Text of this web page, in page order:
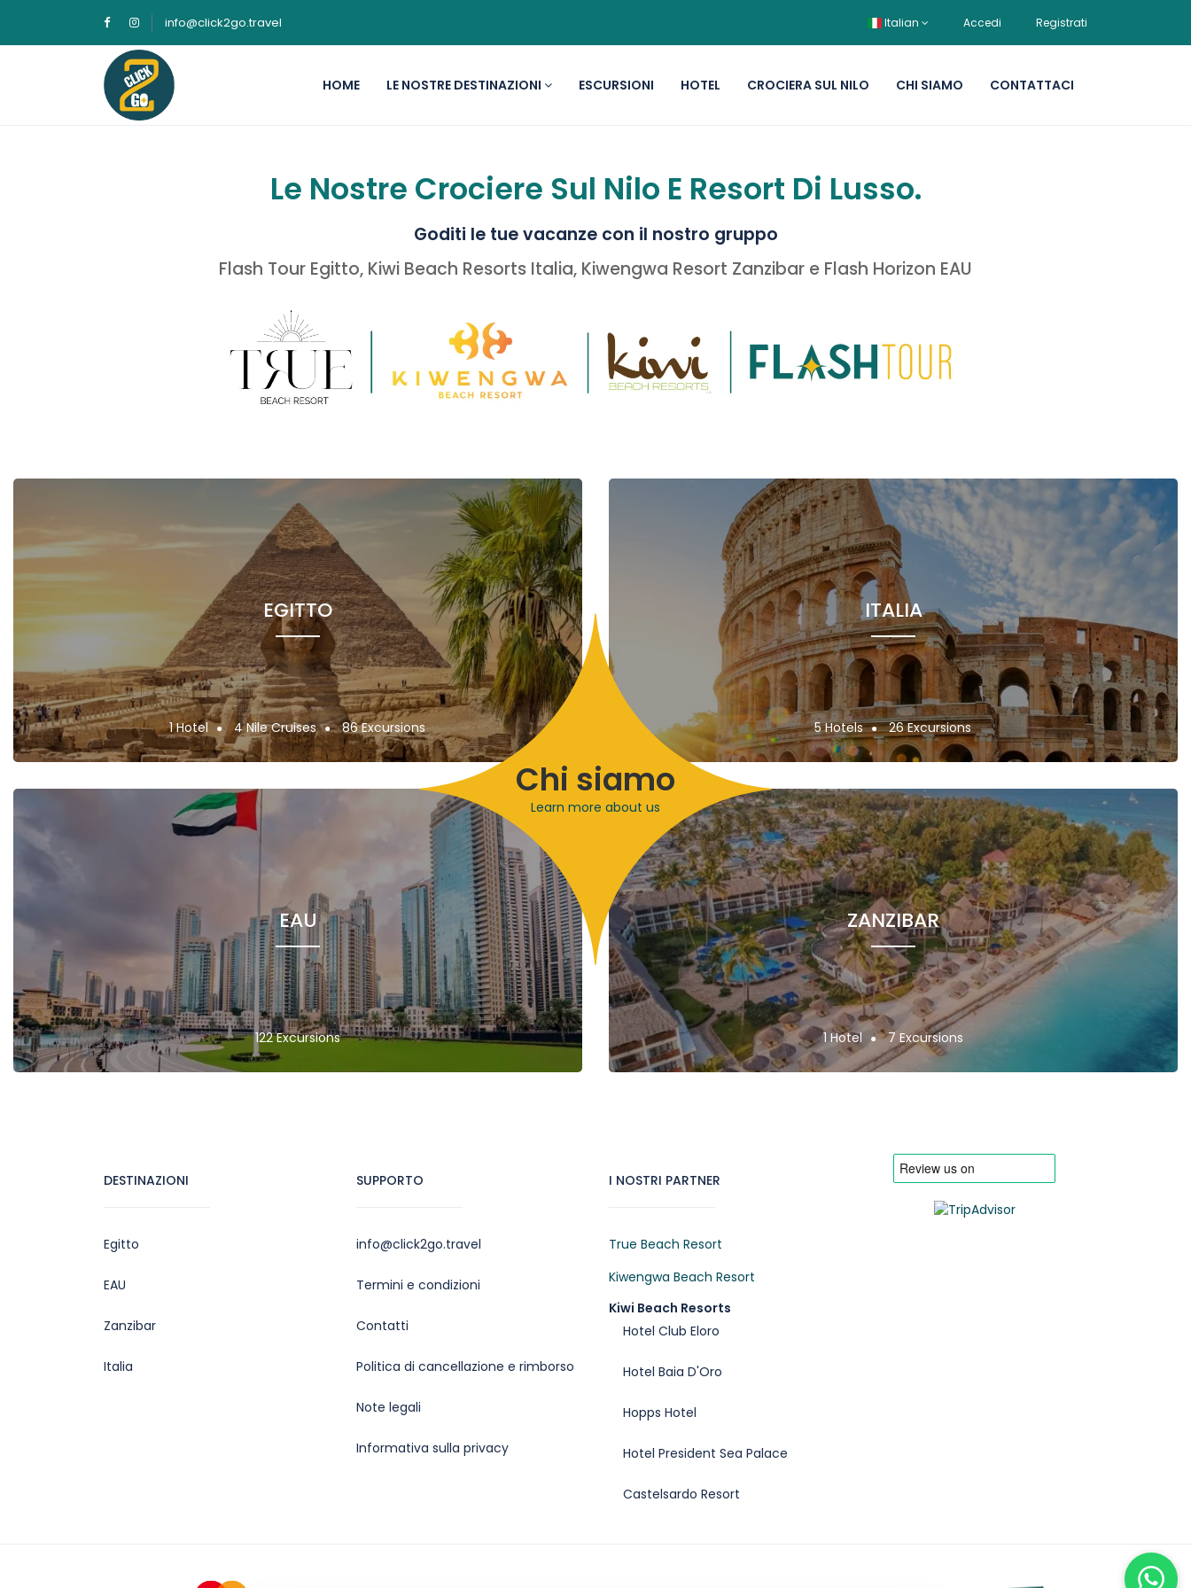
info@click2go.travel Italian Accedi Registrati
HOME LE NOSTRE DESTINAZIONI ESCURSIONI HOTEL CROCIERA SUL NILO CHI SIAMO CONTATTACI
Le Nostre Crociere Sul Nilo E Resort Di Lusso.
Goditi le tue vacanze con il nostro gruppo
Flash Tour Egitto, Kiwi Beach Resorts Italia, Kiwengwa Resort Zanzibar e Flash Horizon EAU
Chi siamo
Learn more about us
EGITTO
1 Hotel 4 Nile Cruises 86 Excursions
ITALIA
5 Hotels 26 Excursions
EAU
122 Excursions
ZANZIBAR
1 Hotel 7 Excursions
DESTINAZIONI
Egitto
EAU
Zanzibar
Italia
SUPPORTO
info@click2go.travel
Termini e condizioni
Contatti
Politica di cancellazione e rimborso
Note legali
Informativa sulla privacy
I NOSTRI PARTNER
True Beach Resort
Kiwengwa Beach Resort
Kiwi Beach Resorts
Hotel Club Eloro
Hotel Baia D'Oro
Hopps Hotel
Hotel President Sea Palace
Castelsardo Resort